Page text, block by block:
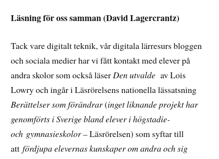
Läsning för oss samman (David Lagercrantz)
Tack vare digitalt teknik, vår digitala lärresurs bloggen
och sociala medier har vi fått kontakt med elever på
andra skolor som också läserDen utvalde av Lois
Lowry och ingår i Läsrörelsens nationella lässatsning
Berättelser som förändrar(inget liknande projekt har
genomförts i Sverige bland elever i högstadie-
och gymnasieskolor –Läsrörelsen) som syftar till
attfördjupa elevernas kunskaper om andra och sig